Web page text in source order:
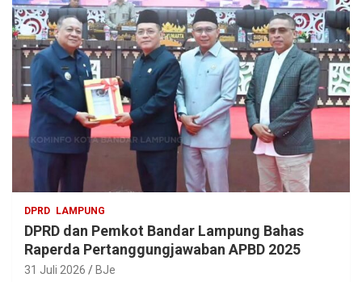
DPRD LAMPUNG
DPRD dan Pemkot Bandar Lampung Bahas
Raperda Pertanggungjawaban APBD 2025
31 Juli 2026 BJe